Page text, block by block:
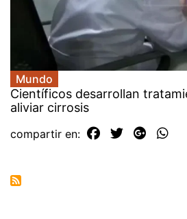
Mundo
Científicos desarrollan
aliviar cirrosis
compartir en: